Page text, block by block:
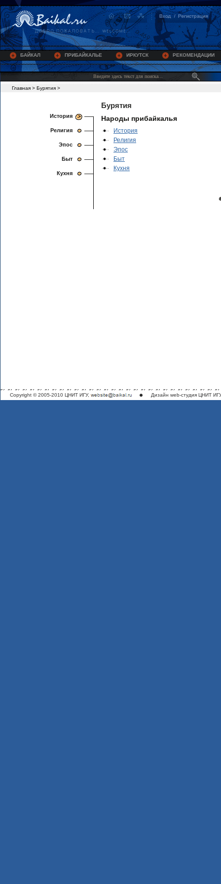
БАЙКАЛ ПРИБАЙКАЛЬЕ ИРКУТСК РЕКОМЕНДАЦИИ
Главная > Бурятия >
История
Религия
Эпос
Быт
Кухня
Бурятия
Народы прибайкалья
История
Религия
Эпос
Быт
Кухня
Copyright © 2005-2010 ЦНИТ ИГУ, Дизайн web-студия ЦНИТ